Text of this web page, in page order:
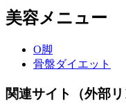
美容メニュー
O脚
骨盤ダイエット
関連サイト（外部リ